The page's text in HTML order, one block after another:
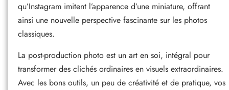
qu’Instagram imitent l’apparence d’une miniature, offrant
ainsi une nouvelle perspective fascinante sur les photos
classiques.
La post-production photo est un art en soi, intégral pour
transformer des clichés ordinaires en visuels extraordinaires.
Avec les bons outils, un peu de créativité et de pratique, vos